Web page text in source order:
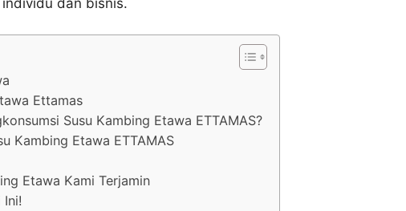
dan bisnis.
Ettamas
Susu Kambing Etawa ETTAMAS?
Kambing Etawa ETTAMAS
Etawa Kami Terjamin
Ini!